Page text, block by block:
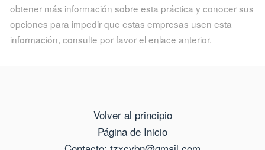
obtener más información sobre esta práctica y conocer sus
opciones para impedir que estas empresas usen esta
información, consulte por favor el enlace anterior.
Volver al principio
Página de Inicio